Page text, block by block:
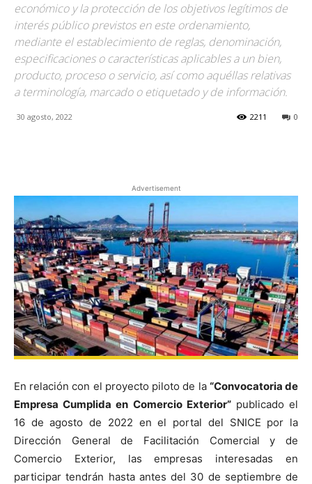
económico y la protección de los objetivos legítimos de
interés público previstos en este ordenamiento,
mediante el establecimiento de reglas, denominación,
especificaciones o características aplicables a un bien,
producto, proceso o servicio, así como aquéllas relativas
a terminología, marcado o etiquetado y de información.
30 agosto, 2022 0
2211
Advertisement
En relación con el proyecto piloto de la “Convocatoria de
Empresa Cumplida en Comercio Exterior”publicado el
16 de agosto de 2022 en el portal del SNICE por la
Dirección General de Facilitación Comercial y de
Comercio Exterior, las empresas interesadas en
participar tendrán hasta antes del 30 de septiembre de